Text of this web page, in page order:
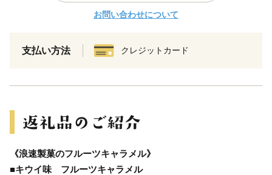
お問い合わせについて
支払い方法 クレジットカード
《浪速製菓のフルーツキャラメル》
■キウイ味 フルーツキャラメル